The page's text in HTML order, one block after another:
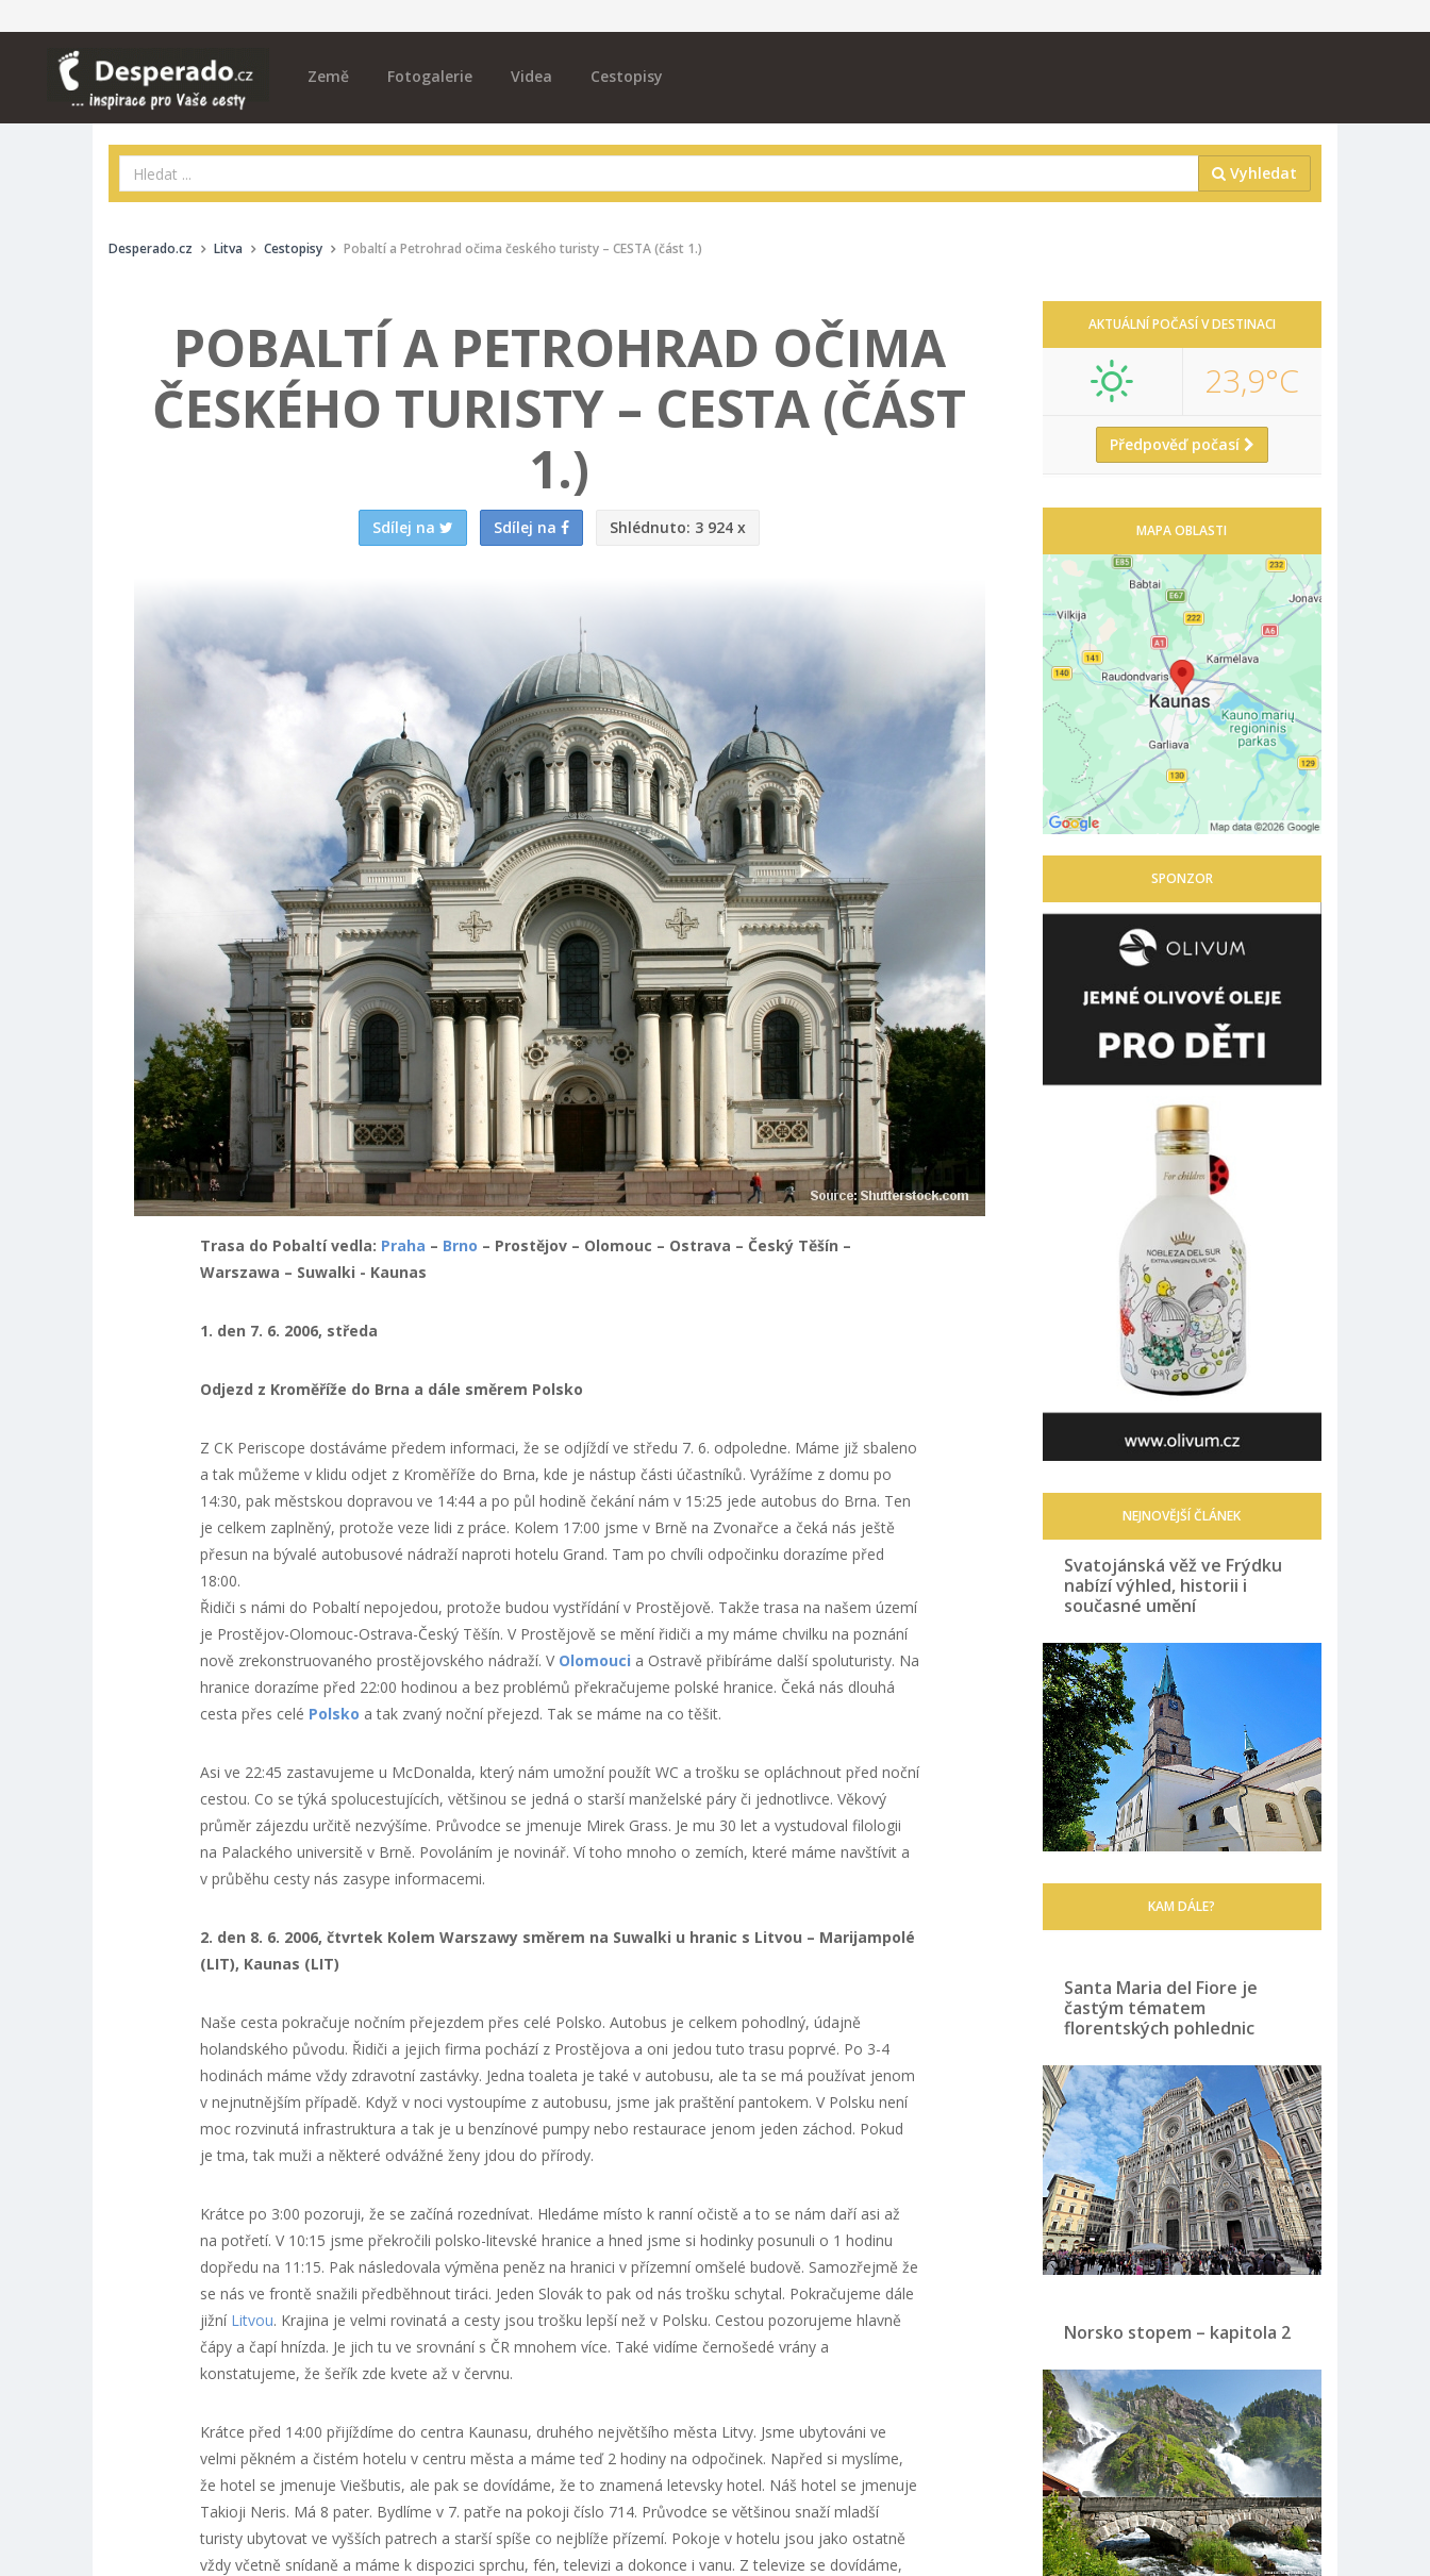
Země Fotogalerie Videa Cestopisy
Vyhledat
Desperado.cz Litva Cestopisy Pobaltí a Petrohrad očima českého turisty – CESTA (část 1.)
POBALTÍ A PETROHRAD OČIMA
ČESKÉHO TURISTY – CESTA (ČÁST
1.)
Sdílej na Sdílej na Shlédnuto: 3 924 x
Trasa do Pobaltí vedla: Praha – Brno – Prostějov – Olomouc – Ostrava – Český Těšín –
Warszawa – Suwalki - Kaunas
1. den 7. 6. 2006, středa
Odjezd z Kroměříže do Brna a dále směrem Polsko
Z CK Periscope dostáváme předem informaci, že se odjíždí ve středu 7. 6. odpoledne. Máme již sbaleno
a tak můžeme v klidu odjet z Kroměříže do Brna, kde je nástup části účastníků. Vyrážíme z domu po
14:30, pak městskou dopravou ve 14:44 a po půl hodině čekání nám v 15:25 jede autobus do Brna. Ten
je celkem zaplněný, protože veze lidi z práce. Kolem 17:00 jsme v Brně na Zvonařce a čeká nás ještě
přesun na bývalé autobusové nádraží naproti hotelu Grand. Tam po chvíli odpočinku dorazíme před
18:00.
Řidiči s námi do Pobaltí nepojedou, protože budou vystřídání v Prostějově. Takže trasa na našem území
je Prostějov-Olomouc-Ostrava-Český Těšín. V Prostějově se mění řidiči a my máme chvilku na poznání
nově zrekonstruovaného prostějovského nádraží. V Olomouci a Ostravě přibíráme další spoluturisty. Na
hranice dorazíme před 22:00 hodinou a bez problémů překračujeme polské hranice. Čeká nás dlouhá
cesta přes celé Polsko a tak zvaný noční přejezd. Tak se máme na co těšit.
Asi ve 22:45 zastavujeme u McDonalda, který nám umožní použít WC a trošku se opláchnout před noční
cestou. Co se týká spolucestujících, většinou se jedná o starší manželské páry či jednotlivce. Věkový
průměr zájezdu určitě nezvýšíme. Průvodce se jmenuje Mirek Grass. Je mu 30 let a vystudoval filologii
na Palackého universitě v Brně. Povoláním je novinář. Ví toho mnoho o zemích, které máme navštívit a
v průběhu cesty nás zasype informacemi.
2. den 8. 6. 2006, čtvrtek Kolem Warszawy směrem na Suwalki u hranic s Litvou – Marijampolé
(LIT), Kaunas (LIT)
Naše cesta pokračuje nočním přejezdem přes celé Polsko. Autobus je celkem pohodlný, údajně
holandského původu. Řidiči a jejich firma pochází z Prostějova a oni jedou tuto trasu poprvé. Po 3-4
hodinách máme vždy zdravotní zastávky. Jedna toaleta je také v autobusu, ale ta se má používat jenom
v nejnutnějším případě. Když v noci vystoupíme z autobusu, jsme jak praštění pantokem. V Polsku není
moc rozvinutá infrastruktura a tak je u benzínové pumpy nebo restaurace jenom jeden záchod. Pokud
je tma, tak muži a některé odvážné ženy jdou do přírody.
Krátce po 3:00 pozoruji, že se začíná rozednívat. Hledáme místo k ranní očistě a to se nám daří asi až
na potřetí. V 10:15 jsme překročili polsko-litevské hranice a hned jsme si hodinky posunuli o 1 hodinu
dopředu na 11:15. Pak následovala výměna peněz na hranici v přízemní omšelé budově. Samozřejmě že
se nás ve frontě snažili předběhnout tiráci. Jeden Slovák to pak od nás trošku schytal. Pokračujeme dále
jižní Litvou. Krajina je velmi rovinatá a cesty jsou trošku lepší než v Polsku. Cestou pozorujeme hlavně
čápy a čapí hnízda. Je jich tu ve srovnání s ČR mnohem více. Také vidíme černošedé vrány a
konstatujeme, že šeřík zde kvete až v červnu.
Krátce před 14:00 přijíždíme do centra Kaunasu, druhého největšího města Litvy. Jsme ubytováni ve
velmi pěkném a čistém hotelu v centru města a máme teď 2 hodiny na odpočinek. Napřed si myslíme,
že hotel se jmenuje Viešbutis, ale pak se dovídáme, že to znamená letevsky hotel. Náš hotel se jmenuje
Takioji Neris. Má 8 pater. Bydlíme v 7. patře na pokoji číslo 714. Průvodce se většinou snaží mladší
turisty ubytovat ve vyšších patrech a starší spíše co nejblíže přízemí. Pokoje v hotelu jsou jako ostatně
vždy včetně snídaně a máme k dispozici sprchu, fén, televizi a dokonce i vanu. Z televize se dovídáme,
AKTUÁLNÍ POČASÍ V DESTINACI
23,9°C
Předpověď počasí
MAPA OBLASTI
SPONZOR
NEJNOVĚJŠÍ ČLÁNEK
Svatojánská věž ve Frýdku
nabízí výhled, historii i
současné umění
KAM DÁLE?
Santa Maria del Fiore je
častým tématem
florentských pohlednic
Norsko stopem – kapitola 2